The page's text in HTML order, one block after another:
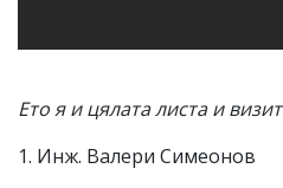
Ето я и цялата листа и
1. Инж. Валери Симеонов